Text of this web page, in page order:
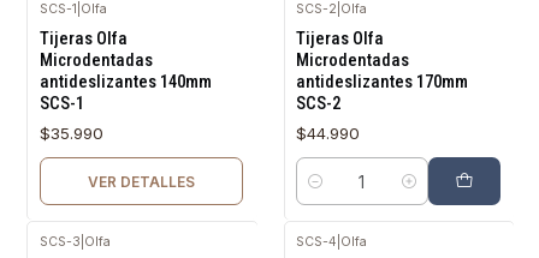
SCS-1 Olfa
Tijeras Olfa
Microdentadas
antideslizantes 140mm
SCS-1
$35.990
VER DETALLES
SCS-2 Olfa
Tijeras Olfa
Microdentadas
antideslizantes 170mm
SCS-2
$44.990
Cantidad
SCS-3 Olfa SCS-4 Olfa